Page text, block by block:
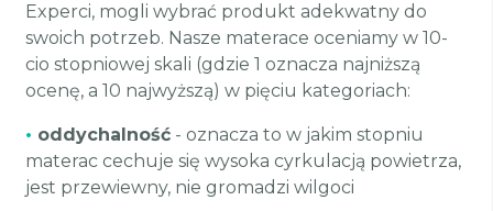
Experci, mogli wybrać produkt adekwatny do
swoich potrzeb. Nasze materace oceniamy w 10-
cio stopniowej skali (gdzie 1 oznacza najniższą
ocenę, a 10 najwyższą) w pięciu kategoriach:
• oddychalność - oznacza to w jakim stopniu
materac cechuje się wysoka cyrkulacją powietrza,
jest przewiewny, nie gromadzi wilgoci